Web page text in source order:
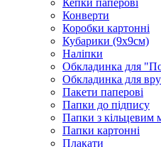
Кепки паперові
Конверти
Коробки картонні
Кубарики (9х9см)
Наліпки
Обкладинка для
Обкладинка для
Пакети паперові
Папки до підпису
Папки з кільцевим
Папки картонні
Плакати